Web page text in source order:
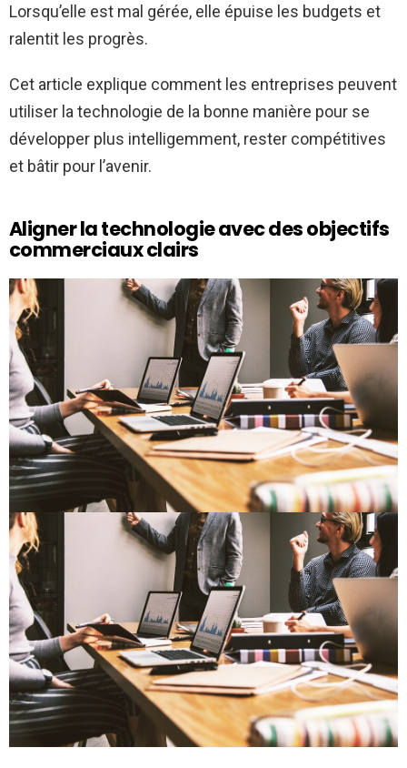
Lorsqu’elle est mal gérée, elle épuise les budgets et
ralentit les progrès.
Cet article explique comment les entreprises peuvent
utiliser la technologie de la bonne manière pour se
développer plus intelligemment, rester compétitives
et bâtir pour l’avenir.
Aligner la technologie avec des objectifs
commerciaux clairs